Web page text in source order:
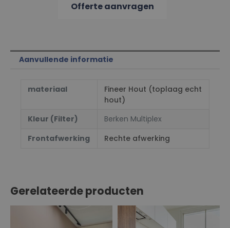
Offerte aanvragen
Aanvullende informatie
materiaal
Fineer Hout (toplaag echt
hout)
Kleur (Filter)
Berken Multiplex
Frontafwerking
Rechte afwerking
Gerelateerde producten